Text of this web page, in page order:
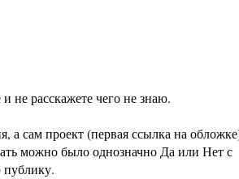
не расскажете чего не знаю.
сам проект (первая ссылка на
можно было однозначно Да или Нет с
публику.